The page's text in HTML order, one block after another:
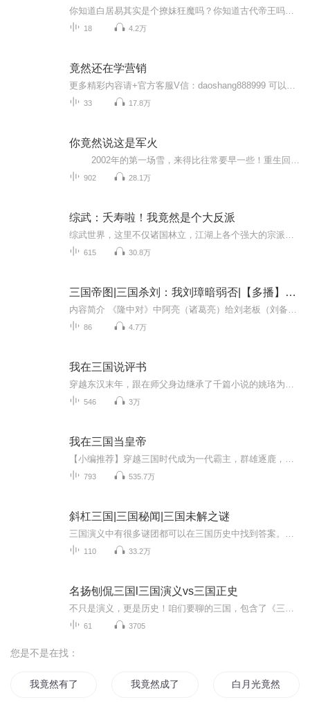
18 4.2万
竟然还在学营销
33 17.8万
你竟然说这是军火
902 28.1万
综武：夭寿啦！我竟然是个大反派
615 30.8万
三国帝图|三国杀刘：我刘璋暗弱否|【多播】三国魂穿有声书
86 4.7万
我在三国说评书
546 3万
我在三国当皇帝
793 535.7万
斜杠三国|三国秘闻|三国未解之谜
110 33.2万
名扬刨侃三国l三国演义vs三国正史
61 3705
您是不是在找：
我竟然有了超能力 我竟然成了救世主 白月光竟然暗恋我